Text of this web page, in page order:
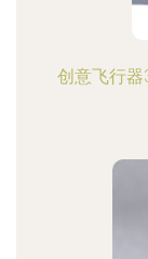
创意飞行